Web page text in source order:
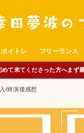
ボイトレ フリーランス
めて来てくださった方へまず
/終演後感想